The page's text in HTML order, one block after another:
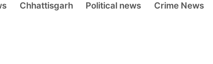
Chhattisgarh Political news Crime News